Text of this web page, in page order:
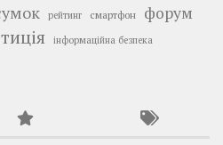
рейтинг смартфон форум
інформаційна безпека